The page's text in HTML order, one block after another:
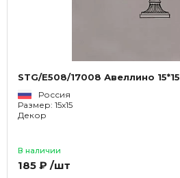
STG/E508/17008 Авеллино 15*15
Россия
Размер: 15x15
Декор
В наличии
185 ₽ /шт